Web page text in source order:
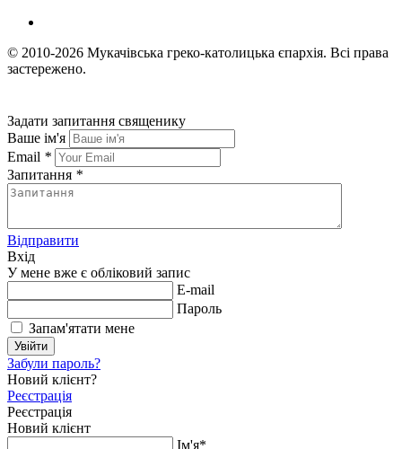
© 2010-2026 Мукачівська греко-католицька єпархія. Всі права
застережено.
Задати запитання священику
Ваше ім'я
Email *
Запитання *
Відправити
Вхід
У мене вже є обліковий запис
E-mail
Пароль
Запам'ятати мене
Увійти
Забули пароль?
Новий клієнт?
Реєстрація
Реєстрація
Новий клієнт
Ім'я*